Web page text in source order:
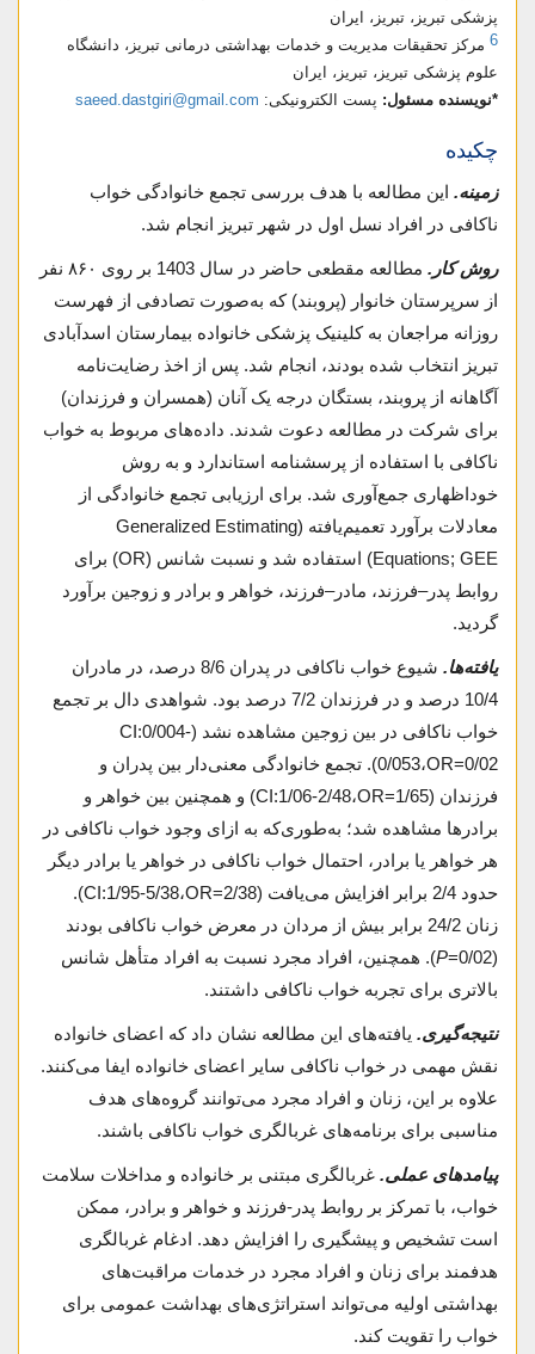
پزشکی تبریز، تبریز، ایران
6 مرکز تحقیقات مدیریت و خدمات بهداشتی درمانی تبریز، دانشگاه
علوم پزشکی تبریز، تبریز، ایران
*نویسنده مسئول: پست الکترونیکی: saeed.dastgiri@gmail.com
چکیده
زمینه. این مطالعه با هدف بررسی تجمع خانوادگی خواب
ناکافی در افراد نسل اول در شهر تبریز انجام شد.
روش کار.
مطالعه مقطعی حاضر در سال 1403 بر روی ۸۶۰ نفر
از سرپرستان خانوار (پروبند) که به‌صورت تصادفی از فهرست
روزانه مراجعان به کلینیک پزشکی خانواده بیمارستان اسدآبادی
تبریز انتخاب شده بودند، انجام شد. پس از اخذ رضایت‌نامه
آگاهانه از پروبند، بستگان درجه یک آنان (همسران و فرزندان)
برای شرکت در مطالعه دعوت شدند. داده‌های مربوط به خواب
ناکافی با استفاده از پرسشنامه استاندارد و به روش
خوداظهاری جمع‌آوری شد. برای ارزیابی تجمع خانوادگی از
معادلات برآورد تعمیم‌یافته (Generalized Estimating
Equations; GEE) استفاده شد و نسبت شانس (OR) برای
روابط پدر–فرزند، مادر–فرزند، خواهر و برادر و زوجین برآورد
گردید.
یافته‌ها.
شیوع خواب ناکافی در پدران 8/6 درصد، در مادران
10/4 درصد و در فرزندان 7/2 درصد بود. شواهدی دال بر تجمع
خواب ناکافی در بین زوجین مشاهده نشد (CI:0/004-
0/053،OR=0/02). تجمع خانوادگی معنی‌دار بین پدران و
فرزندان (CI:1/06-2/48،OR=1/65) و همچنین بین خواهر و
برادرها مشاهده شد؛ به‌طوری‌که به ازای وجود خواب ناکافی در
هر خواهر یا برادر، احتمال خواب ناکافی در خواهر یا برادر دیگر
حدود 2/4 برابر افزایش می‌یافت (CI:1/95-5/38،OR=2/38).
زنان 24/2 برابر بیش از مردان در معرض خواب ناکافی بودند
(0/02=
P). همچنین، افراد مجرد نسبت به افراد متأهل شانس
بالاتری برای تجربه خواب ناکافی داشتند.
نتیجه‌گیری. یافته‌های این مطالعه نشان داد که اعضای خانواده
نقش مهمی در خواب ناکافی سایر اعضای خانواده ایفا می‌کنند.
علاوه بر این، زنان و افراد مجرد می‌توانند گروه‌های هدف
مناسبی برای برنامه‌های غربالگری خواب ناکافی باشند.
پیامدهای عملی. غربالگری مبتنی بر خانواده و مداخلات سلامت
خواب، با تمرکز بر روابط پدر-فرزند و خواهر و برادر، ممکن
است تشخیص و پیشگیری را افزایش دهد. ادغام غربالگری
هدفمند برای زنان و افراد مجرد در خدمات مراقبت‌های
بهداشتی اولیه می‌تواند استراتژی‌های بهداشت عمومی برای
خواب را تقویت کند.